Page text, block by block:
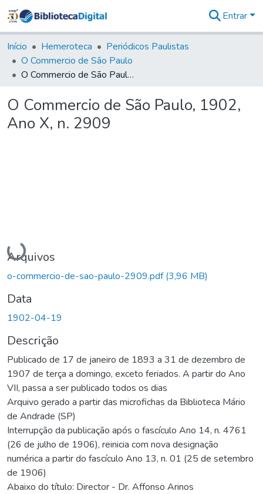
&
Coleções
Tudo na
Biblioteca
Estatísticas
Entrar
Início Hemeroteca
Periódicos Paulistas
O Commercio de São Paulo
O Commercio de São Paulo, 1902, Ano X, n. 2909
O Commercio de São Paulo, 1902,
Ano X, n. 2909
Carregando...
Arquivos
o-commercio-de-sao-paulo-2909.pdf(3,96 MB)
Data
1902-04-19
Descrição
Publicado de 17 de janeiro de 1893 a 31 de dezembro de
1907 de terça a domingo, exceto feriados. A partir do Ano
VII, passa a ser publicado todos os dias
Arquivo gerado a partir das microfichas da Biblioteca Mário
de Andrade (SP)
Interrupção da publicação após o fascículo Ano 14, n. 4761
(26 de julho de 1906), reinicia com nova designação
numérica a partir do fascículo Ano 13, n. 01 (25 de setembro
de 1906)
Abaixo do título: Director - Dr. Affonso Arinos